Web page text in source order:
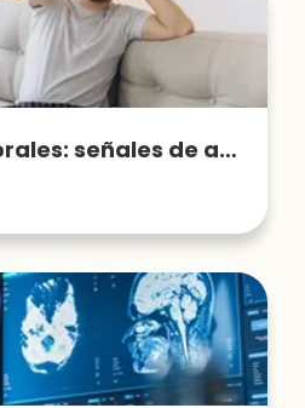
Tumores cerebrales: señales de alerta